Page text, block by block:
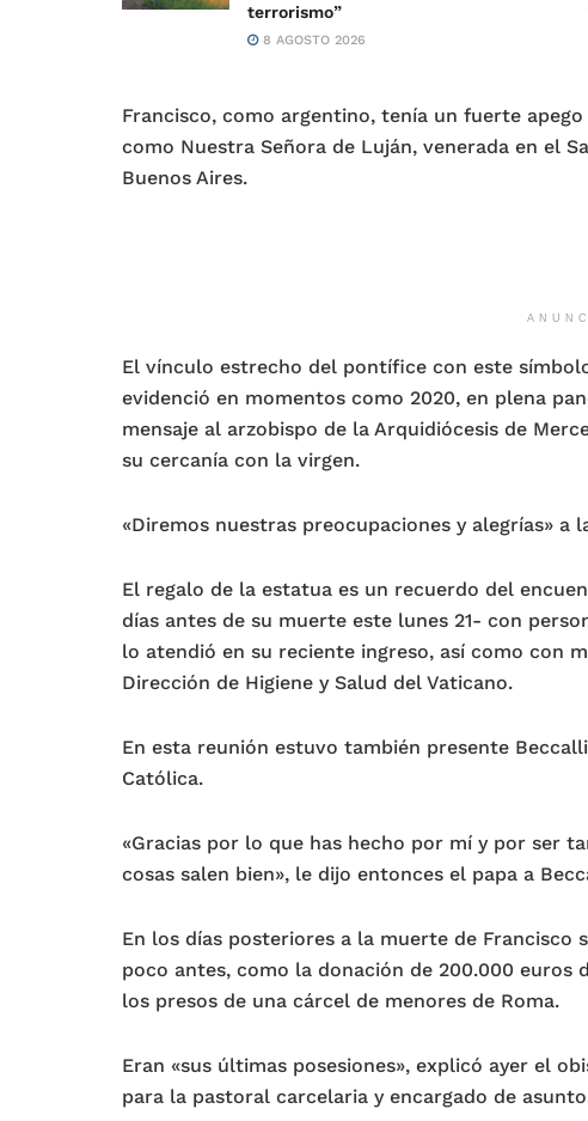
terrorismo”
8 AGOSTO 2026
Francisco, como argentino, tenía un fuerte
como Nuestra Señora de Luján, venerada en el
Buenos Aires.
El vínculo estrecho del pontífice con este
evidenció en momentos como 2020, en plena
mensaje al arzobispo de la Arquidiócesis de
su cercanía con la virgen.
«Diremos nuestras preocupaciones y alegrías» a
El regalo de la estatua es un recuerdo del
días antes de su muerte este lunes 21- con
lo atendió en su reciente ingreso, así como con
Dirección de Higiene y Salud del Vaticano.
En esta reunión estuvo también presente
Católica.
«Gracias por lo que has hecho por mí y por ser
cosas salen bien», le dijo entonces el papa a
En los días posteriores a la muerte de Francisco
poco antes, como la donación de 200.000 euros
los presos de una cárcel de menores de Roma.
Eran «sus últimas posesiones», explicó ayer el
para la pastoral carcelaria y encargado de